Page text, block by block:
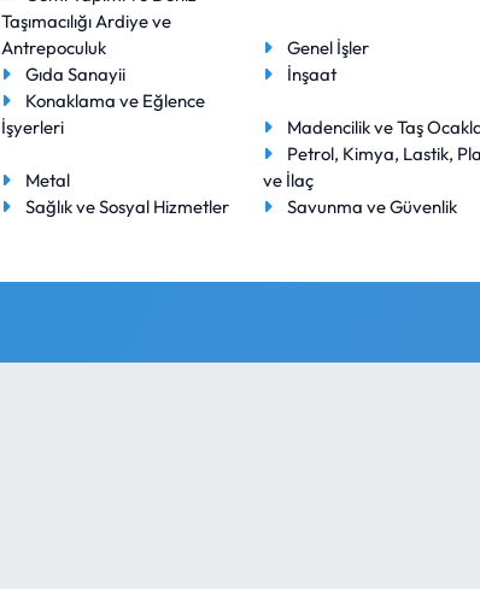
Taşımacılığı Ardiye ve
Antrepoculuk
Genel İşler
Gıda Sanayii
İnşaat
Konaklama ve Eğlence
İşyerleri
Madencilik ve Taş
Metal
Petrol, Kimya, Lastik,
ve İlaç
Sağlık ve Sosyal Hizmetler
Savunma ve Güvenlik